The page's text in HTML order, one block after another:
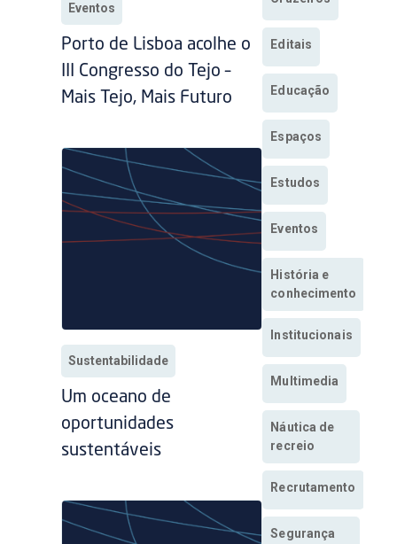
Eventos
Porto de Lisboa acolhe o
III Congresso do Tejo –
Mais Tejo, Mais Futuro
Sustentabilidade
Um oceano de
oportunidades
sustentáveis
Editais
Educação
Espaços
Estudos
Eventos
História e
conhecimento
Institucionais
Multimedia
Náutica de
recreio
Recrutamento
Segurança